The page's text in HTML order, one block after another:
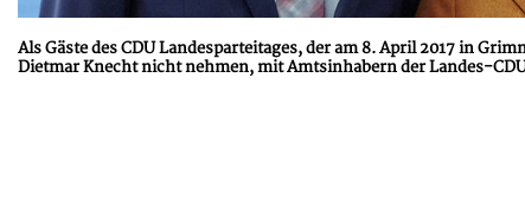
Als Gäste des CDU Landesparteitages, der am 8. April 2017 in
Dietmar Knecht nicht nehmen, mit Amtsinhabern der Landes-